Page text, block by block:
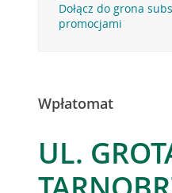
Dołącz do grona
promocjami
Wpłatomat
UL.